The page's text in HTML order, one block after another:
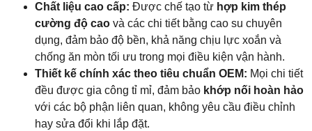
Chất liệu cao cấp: Được chế tạo từ hợp kim thép
cường độ cao và các chi tiết bằng cao su chuyên
dụng, đảm bảo độ bền, khả năng chịu lực xoắn và
chống ăn mòn tối ưu trong mọi điều kiện vận hành.
Thiết kế chính xác theo tiêu chuẩn OEM: Mọi chi tiết
đều được gia công tỉ mỉ, đảm bảo khớp nối hoàn hảo
với các bộ phận liên quan, không yêu cầu điều chỉnh
hay sửa đổi khi lắp đặt.